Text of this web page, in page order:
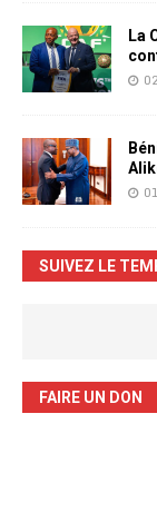
La
SUIVEZ LE
FAIRE UN DON